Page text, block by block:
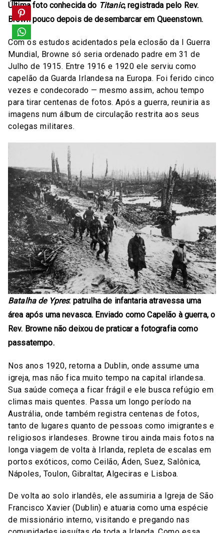
Última foto conhecida do Titanic, registrada pelo Rev.
Brown pouco depois de desembarcar em Queenstown.
Com os estudos acidentados pela eclosão da I Guerra
Mundial, Browne só seria ordenado padre em 31 de
Julho de 1915. Entre 1916 e 1920 ele serviu como
capelão da Guarda Irlandesa na Europa. Foi ferido cinco
vezes e condecorado — mesmo assim, achou tempo
para tirar centenas de fotos. Após a guerra, reuniria as
imagens num álbum de circulação restrita aos seus
colegas militares.
Batalha de Ypres: patrulha de infantaria atravessa uma
área após uma nevasca. Enviado como Capelão à guerra, o
Rev. Browne não deixou de praticar a fotografia como
passatempo.
Nos anos 1920, retorna a Dublin, onde assume uma
igreja, mas não fica muito tempo na capital irlandesa.
Sua saúde começa a ficar frágil e ele busca refúgio em
climas mais quentes. Passa um longo período na
Austrália, onde também registra centenas de fotos,
tanto de lugares quanto de pessoas como imigrantes e
religiosos irlandeses. Browne tirou ainda mais fotos na
longa viagem de volta à Irlanda, repleta de escalas em
portos exóticos, como Ceilão, Áden, Suez, Salônica,
Nápoles, Toulon, Gibraltar, Algeciras e Lisboa.
De volta ao solo irlandês, ele assumiria a Igreja de São
Francisco Xavier (Dublin) e atuaria como uma espécie
de missionário interno, visitando e pregando nas